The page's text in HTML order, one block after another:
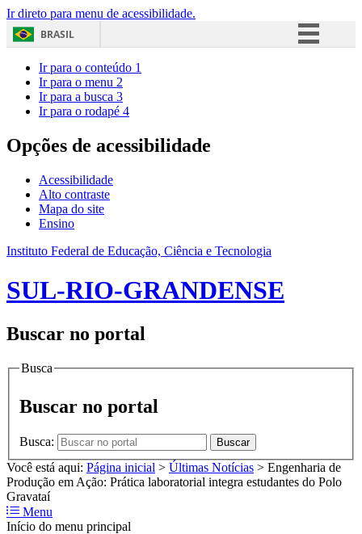
Ir direto para menu de acessibilidade.
BRASIL
Acesso à informação
Ir para o conteúdo 1
Ir para o menu 2
Ir para a busca 3
Ir para o rodapé 4
Opções de acessibilidade
Acessibilidade
Alto contraste
Mapa do site
Ensino
Instituto Federal de Educação, Ciência e Tecnologia
SUL-RIO-GRANDENSE
Buscar no portal
Busca
Buscar no portal
Busca: Buscar
Você está aqui: Página inicial > Últimas Notícias > Engenharia de
Produção em Ação: Prática laboratorial integra estudantes do Polo
Gravataí
Menu
Início do menu principal